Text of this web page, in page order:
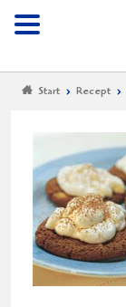
Meny
Start Recept